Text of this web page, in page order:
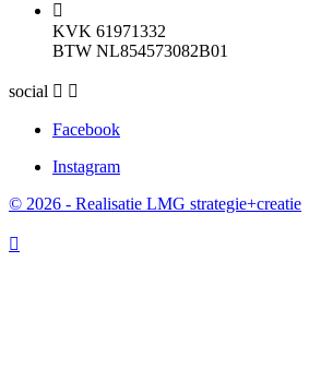

KVK 61971332
BTW NL854573082B01
social  
Facebook
Instagram
© 2026 - Realisatie LMG strategie+creatie
